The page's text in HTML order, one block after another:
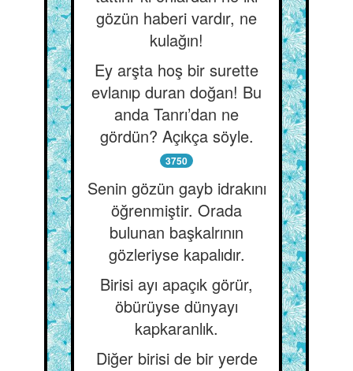
gözün haberi vardır, ne
kulağın!
Ey arşta hoş bir surette
evlanıp duran doğan! Bu
anda Tanrı’dan ne
gördün? Açıkça söyle.
3750
Senin gözün gayb idrakını
öğrenmiştir. Orada
bulunan başkalrının
gözleriyse kapalıdır.
Birisi ayı apaçık görür,
öbürüyse dünyayı
kapkaranlık.
Diğer birisi de bir yerde